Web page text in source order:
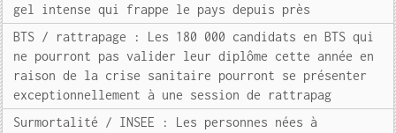
gel intense qui frappe le pays depuis près
BTS / rattrapage : Les 180 000 candidats en BTS qui
ne pourront pas valider leur diplôme cette année en
raison de la crise sanitaire pourront se présenter
exceptionnellement à une session de rattrapag
Surmortalité / INSEE : Les personnes nées à